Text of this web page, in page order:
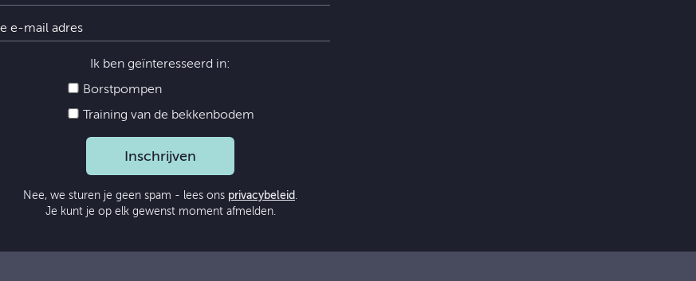
Ik ben geïnteresseerd in:
Borstpompen
Training van de bekkenbodem
Inschrijven
Nee, we sturen je geen spam - lees ons privacybeleid .
Je kunt je op elk gewenst moment afmelden.